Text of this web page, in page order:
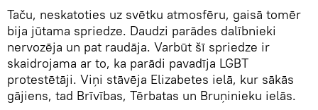
Taču, neskatoties uz svētku atmosfēru, gaisā tomēr
bija jūtama spriedze. Daudzi parādes dalībnieki
nervozēja un pat raudāja. Varbūt šī spriedze ir
skaidrojama ar to, ka parādi pavadīja LGBT
protestētāji. Viņi stāvēja Elizabetes ielā, kur sākās
gājiens, tad Brīvības, Tērbatas un Bruņinieku ielās.